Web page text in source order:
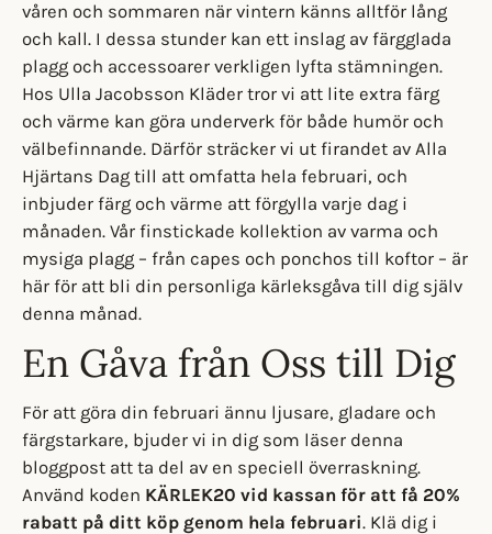
våren och sommaren när vintern känns alltför lång
och kall. I dessa stunder kan ett inslag av färgglada
plagg och accessoarer verkligen lyfta stämningen.
Hos Ulla Jacobsson Kläder tror vi att lite extra färg
och värme kan göra underverk för både humör och
välbefinnande. Därför sträcker vi ut firandet av Alla
Hjärtans Dag till att omfatta hela februari, och
inbjuder färg och värme att förgylla varje dag i
månaden. Vår finstickade kollektion av varma och
mysiga plagg – från capes och ponchos till koftor – är
här för att bli din personliga kärleksgåva till dig själv
denna månad.
En Gåva från Oss till Dig
För att göra din februari ännu ljusare, gladare och
färgstarkare, bjuder vi in dig som läser denna
bloggpost att ta del av en speciell överraskning.
Använd koden KÄRLEK20 vid kassan för att få 20%
rabatt på ditt köp genom hela februari. Klä dig i